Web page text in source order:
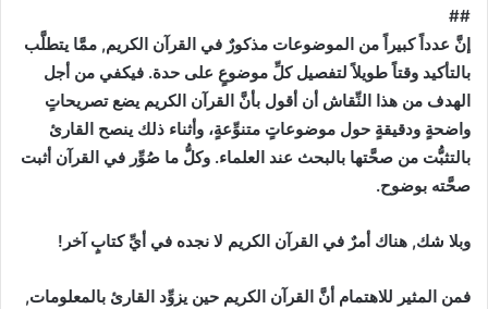
##
إنَّ عدداً كبيراً من الموضوعات مذكورٌ في القرآن الكريم, ممَّا يتطلَّب
بالتأكيد وقتاً طويلاً لتفصيل كلِّ موضوعٍ على حدة. فيكفي من أجل
الهدف من هذا النِّقاش أن أقول بأنَّ القرآن الكريم يضع تصريحاتٍ
واضحةٍ ودقيقةٍ حول موضوعاتٍ متنوِّعةٍ، وأثناء ذلك ينصح القارئ
بالتثبُّت من صحَّتها بالبحث عند العلماء. وكلُّ ما صُوِّر في القرآن أثبت
صحَّته بوضوح.
وبلا شك, هناك أمرٌ في القرآن الكريم لا نجده في أيِّ كتابٍ آخر!
فمن المثير للاهتمام أنَّ القرآن الكريم حين يزوِّد القارئ بالمعلومات,